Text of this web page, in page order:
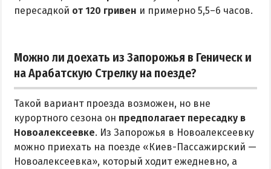
пересадкой от 120 гривен и примерно 5,5–6 часов.
Можно ли доехать из Запорожья в Геническ и
на Арабатскую Стрелку на поезде?
Такой вариант проезда возможен, но вне
курортного сезона он предполагает пересадку в
Новоалексеевке. Из Запорожья в Новоалексеевку
можно приехать на поезде «Киев-Пассажирский —
Новоалексеевка», который ходит ежедневно, а